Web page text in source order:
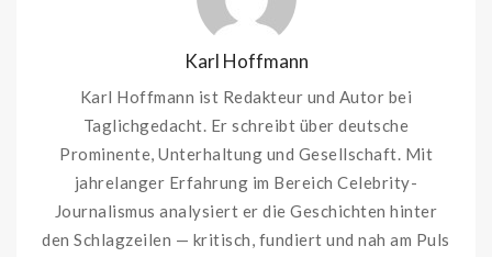
Karl Hoffmann
Karl Hoffmann ist Redakteur und Autor bei
Taglichgedacht. Er schreibt über deutsche
Prominente, Unterhaltung und Gesellschaft. Mit
jahrelanger Erfahrung im Bereich Celebrity-
Journalismus analysiert er die Geschichten hinter
den Schlagzeilen — kritisch, fundiert und nah am Puls